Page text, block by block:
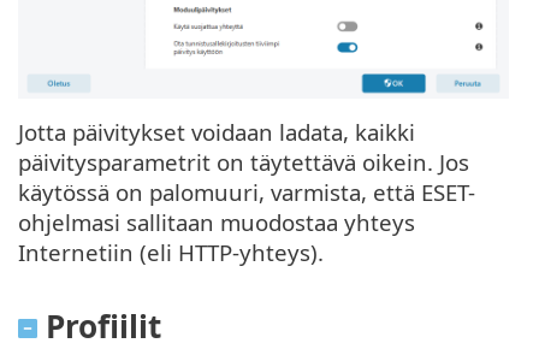
Jotta päivitykset voidaan ladata, kaikki
päivitysparametrit on täytettävä oikein. Jos
käytössä on palomuuri, varmista, että ESET-
ohjelmasi sallitaan muodostaa yhteys
Internetiin (eli HTTP-yhteys).
Profiilit